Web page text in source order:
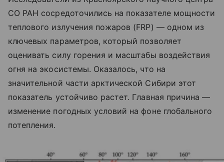
СО РАН сосредоточились на показателе мощности
теплового излучения пожаров (FRP) — одном из
ключевых параметров, который позволяет
оценивать силу горения и масштабы воздействия
огня на экосистемы. Оказалось, что на
значительной части арктической Сибири этот
показатель устойчиво растет. Главная причина —
изменение погодных условий на фоне глобального
потепления.